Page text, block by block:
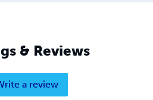
& Reviews
a review